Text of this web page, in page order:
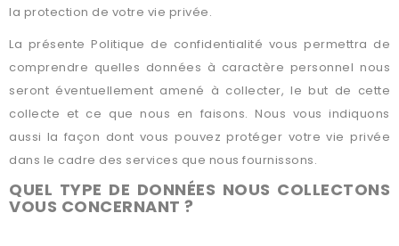
la protection de votre vie privée.
La présente Politique de confidentialité vous permettra de
comprendre quelles données à caractère personnel nous
seront éventuellement amené à collecter, le but de cette
collecte et ce que nous en faisons. Nous vous indiquons
aussi la façon dont vous pouvez protéger votre vie privée
dans le cadre des services que nous fournissons.
QUEL TYPE DE DONNÉES NOUS COLLECTONS
VOUS CONCERNANT ?